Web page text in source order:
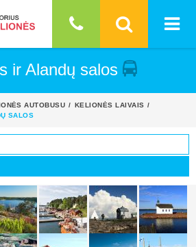
ir Alandų salos
AUTOBUSU
KELIONĖS LAIVAIS
SALOS